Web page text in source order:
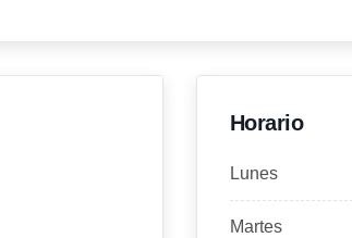
Horario
Lunes
Martes